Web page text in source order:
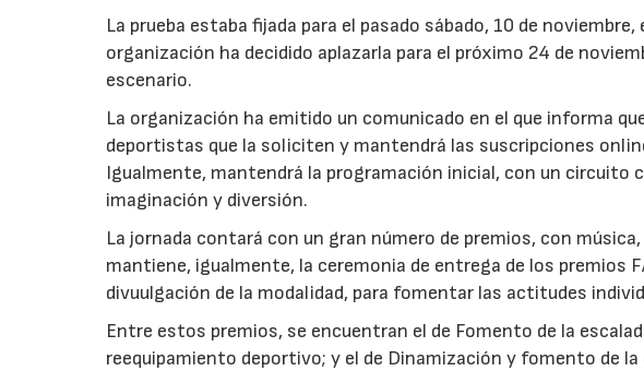
La prueba estaba fijada para el pasado sábado, 10 de
organización ha decidido aplazarla para el próximo 24 de
escenario.
La organización ha emitido un comunicado en el que informa
deportistas que la soliciten y mantendrá las suscripciones
Igualmente, mantendrá la programación inicial, con un circuito
imaginación y diversión.
La jornada contará con un gran número de premios, con
mantiene, igualmente, la ceremonia de entrega de los premios
divuulgación de la modalidad, para fomentar las actitudes
Entre estos premios, se encuentran el de Fomento de la
reequipamiento deportivo; y el de Dinamización y fomento de